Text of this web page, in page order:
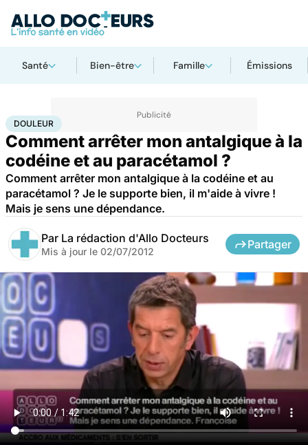
Santé Bien-être Famille Émissions
AccueilSanté
DOULEUR
Comment arrêter mon antalgique à la
codéine et au paracétamol ?
Comment arrêter mon antalgique à la codéine et au
paracétamol ? Je le supporte bien, il m'aide à vivre !
Mais je sens une dépendance.
Par La rédaction d'Allo Docteurs
Mis à jour le 02/07/2012
Partager